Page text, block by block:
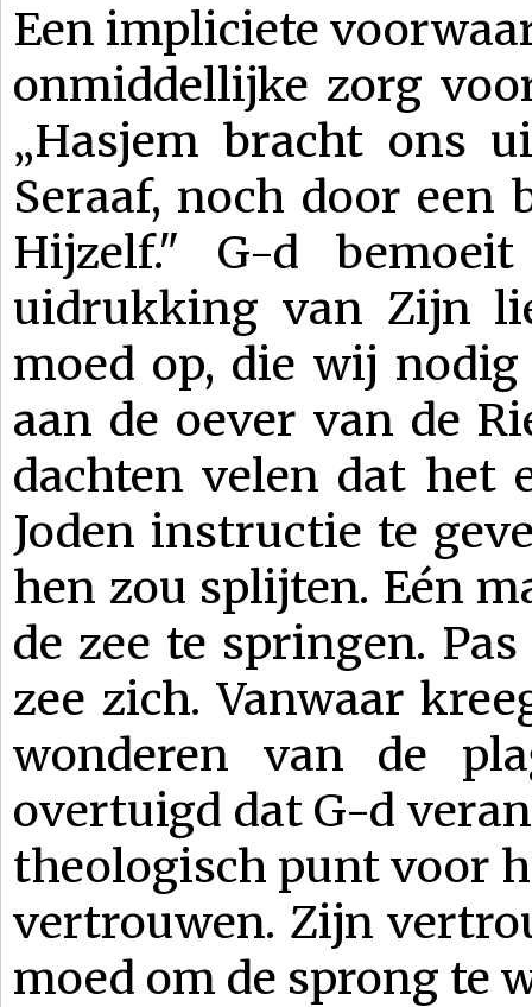
Een impliciete
onmiddellijke zorg
„Hasjem bracht ons
Seraaf, noch door een
Hijzelf." G-d
uidrukking van Zijn
moed op, die wij
aan de oever van de
dachten velen dat het
Joden instructie te
hen zou splijten. Eén
de zee te springen.
zee zich. Vanwaar
wonderen van de
overtuigd dat G-d
theologisch punt voor
vertrouwen. Zijn
moed om de sprong te